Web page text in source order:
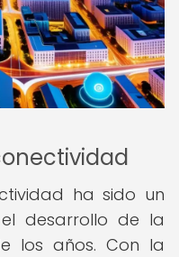
ha sido un
desarrollo de la
los años. Con la